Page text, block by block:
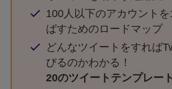
100人以下のアカウント
ばすためのロードマップ
どんなツイートをすれば
びるのかわかる！
20のツイートテンプレー